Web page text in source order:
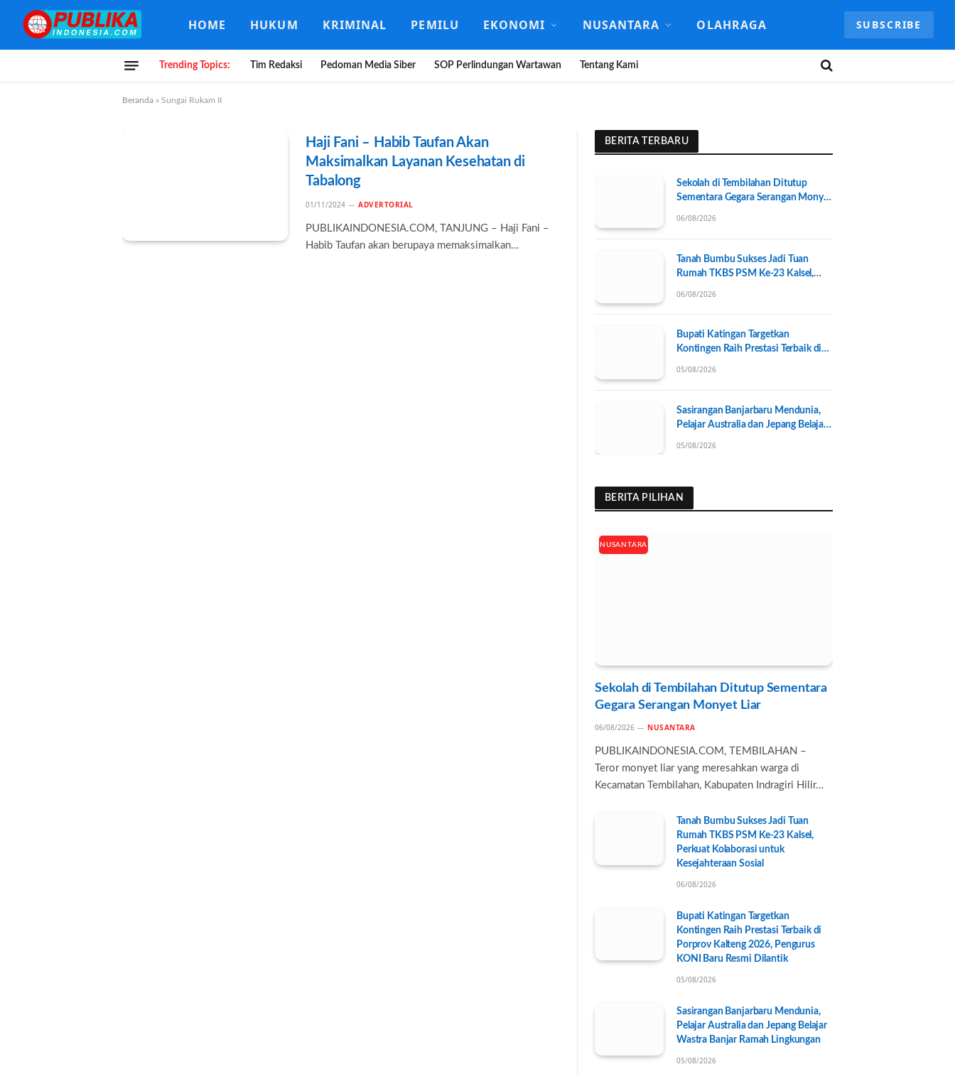
HOME HUKUM KRIMINAL PEMILU EKONOMI NUSANTARA OLAHRAGA SUBSCRIBE
Trending Topics: Tim Redaksi Pedoman Media Siber SOP Perlindungan Wartawan Tentang Kami
Beranda » Sungai Rukam II
Haji Fani – Habib Taufan Akan
Maksimalkan Layanan Kesehatan di
Tabalong
01/11/2024 ADVERTORIAL
PUBLIKAINDONESIA.COM, TANJUNG – Haji Fani –
Habib Taufan akan berupaya memaksimalkan…
BERITA TERBARU
Sekolah di Tembilahan Ditutup
Sementara Gegara Serangan Monyet
06/08/2026
Tanah Bumbu Sukses Jadi Tuan
Rumah TKBS PSM Ke-23 Kalsel,
06/08/2026
Bupati Katingan Targetkan
Kontingen Raih Prestasi Terbaik di
05/08/2026
Sasirangan Banjarbaru Mendunia,
Pelajar Australia dan Jepang Belajar
05/08/2026
BERITA PILIHAN
NUSANTARA
Sekolah di Tembilahan Ditutup Sementara
Gegara Serangan Monyet Liar
06/08/2026 NUSANTARA
PUBLIKAINDONESIA.COM, TEMBILAHAN –
Teror monyet liar yang meresahkan warga di
Kecamatan Tembilahan, Kabupaten Indragiri Hilir…
Tanah Bumbu Sukses Jadi Tuan
Rumah TKBS PSM Ke-23 Kalsel,
Perkuat Kolaborasi untuk
Kesejahteraan Sosial
06/08/2026
Bupati Katingan Targetkan
Kontingen Raih Prestasi Terbaik di
Porprov Kalteng 2026, Pengurus
KONI Baru Resmi Dilantik
05/08/2026
Sasirangan Banjarbaru Mendunia,
Pelajar Australia dan Jepang Belajar
Wastra Banjar Ramah Lingkungan
05/08/2026